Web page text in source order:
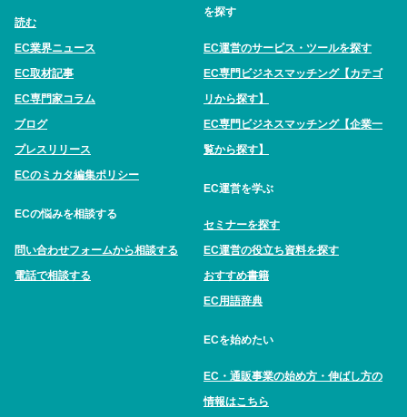
読む
EC業界ニュース
EC取材記事
EC専門家コラム
ブログ
プレスリリース
ECのミカタ編集ポリシー
ECの悩みを相談する
問い合わせフォームから相談する
電話で相談する
を探す
EC運営のサービス・ツールを探す
EC専門ビジネスマッチング【カテゴ
リから探す】
EC専門ビジネスマッチング【企業一
覧から探す】
EC運営を学ぶ
セミナーを探す
EC運営の役立ち資料を探す
おすすめ書籍
EC用語辞典
ECを始めたい
EC・通販事業の始め方・伸ばし方の
情報はこちら